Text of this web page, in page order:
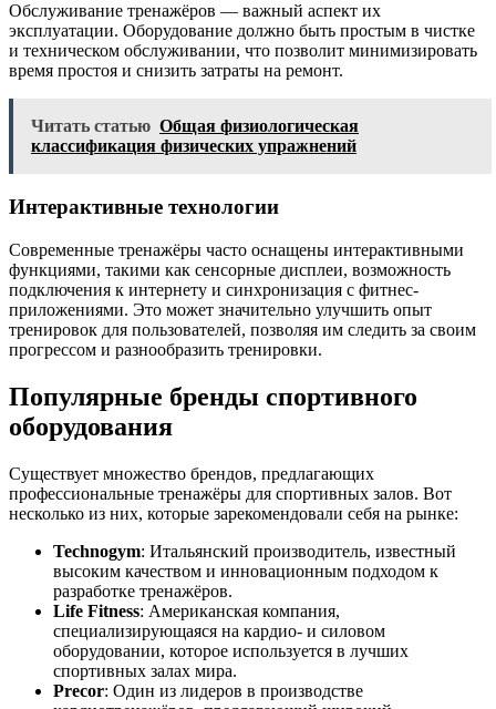
Обслуживание тренажёров — важный аспект их
эксплуатации. Оборудование должно быть простым в чистке
и техническом обслуживании, что позволит минимизировать
время простоя и снизить затраты на ремонт.
Читать статью Общая физиологическая
классификация физических упражнений
Интерактивные технологии
Современные тренажёры часто оснащены интерактивными
функциями, такими как сенсорные дисплеи, возможность
подключения к интернету и синхронизация с фитнес-
приложениями. Это может значительно улучшить опыт
тренировок для пользователей, позволяя им следить за своим
прогрессом и разнообразить тренировки.
Популярные бренды спортивного
оборудования
Существует множество брендов, предлагающих
профессиональные тренажёры для спортивных залов. Вот
несколько из них, которые зарекомендовали себя на рынке:
Technogym: Итальянский производитель, известный
высоким качеством и инновационным подходом к
разработке тренажёров.
Life Fitness: Американская компания,
специализирующаяся на кардио- и силовом
оборудовании, которое используется в лучших
спортивных залах мира.
Precor: Один из лидеров в производстве